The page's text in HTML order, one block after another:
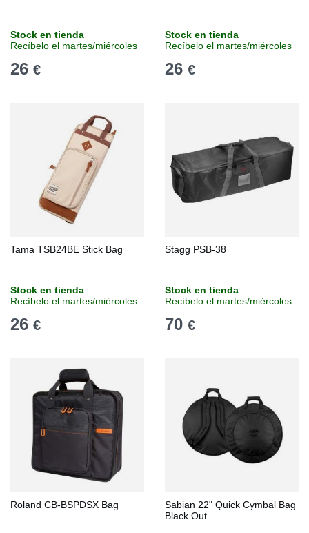
Stock en tienda
Recíbelo el martes/miércoles
26 €
Stock en tienda
Recíbelo el martes/miércoles
26 €
Tama TSB24BE Stick Bag
Stock en tienda
Recíbelo el martes/miércoles
26 €
Stagg PSB-38
Stock en tienda
Recíbelo el martes/miércoles
70 €
Roland CB-BSPDSX Bag
Sabian 22" Quick Cymbal Bag
Black Out